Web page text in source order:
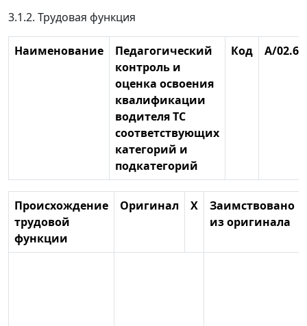
3.1.2. Трудовая функция
Наименование
Педагогический
контроль и
оценка освоения
квалификации
водителя ТС
соответствующих
категорий и
подкатегорий
Код А/02.6
Происхождение
трудовой
функции
Оригинал X
Заимствовано
из оригинала